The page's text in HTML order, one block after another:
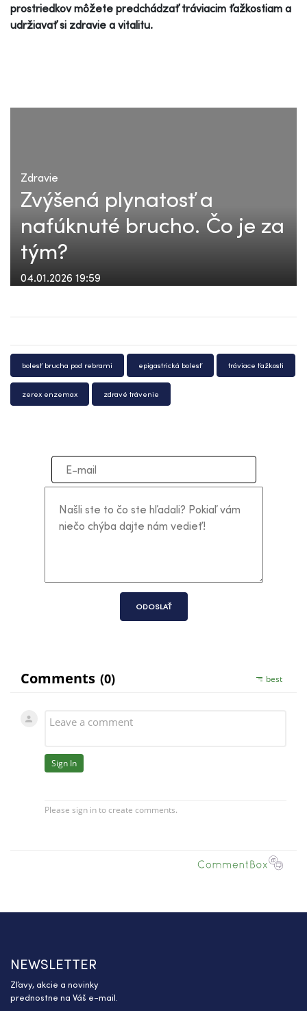
prostriedkov môžete predchádzať tráviacim ťažkostiam a
udržiavať si zdravie a vitalitu.
Zdravie
Zvýšená plynatosť a
nafúknuté brucho. Čo je za
tým?
04.01.2026 19:59
bolesť brucha pod rebrami epigastrická bolesť tráviace ťažkosti
zerex enzemax zdravé trávenie
ODOSLAŤ
NEWSLETTER
Zľavy, akcie a novinky
prednostne na Váš e-mail.